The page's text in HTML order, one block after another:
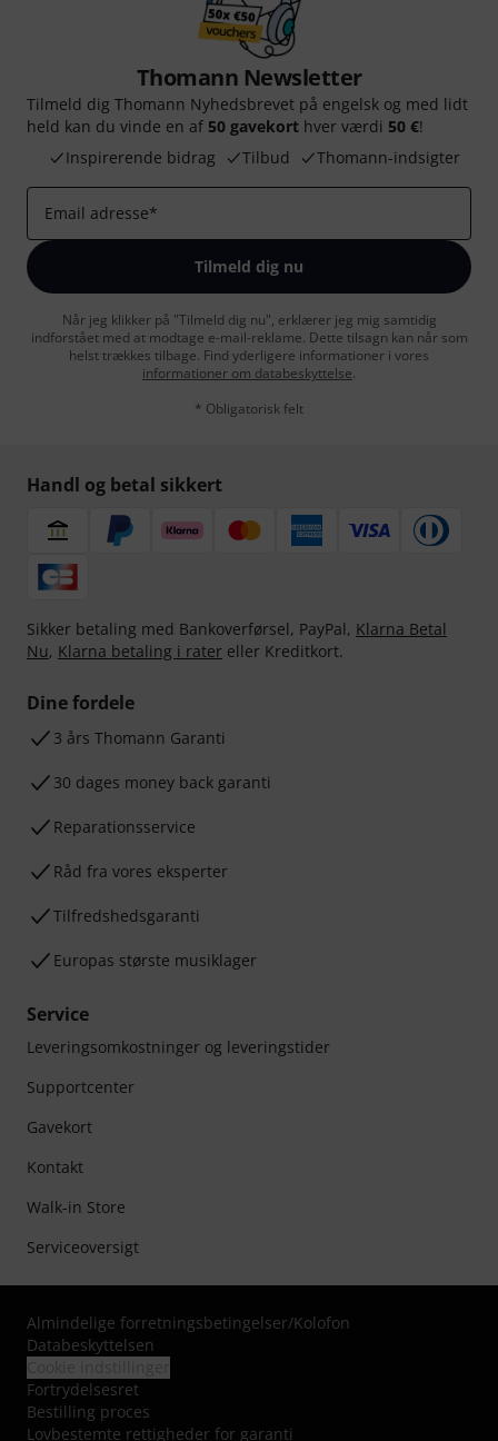
Thomann Newsletter
Tilmeld dig Thomann Nyhedsbrevet på engelsk og med lidt
held kan du vinde en af 50 gavekort hver værdi 50 €!
Inspirerende bidrag
Tilbud Thomann-indsigter
Email adresse*
Tilmeld dig nu
Når jeg klikker på "Tilmeld dig nu", erklærer jeg mig samtidig
indforstået med at modtage e-mail-reklame. Dette tilsagn kan når som
helst trækkes tilbage. Find yderligere informationer i vores
informationer om databeskyttelse.
* Obligatorisk felt
Handl og betal sikkert
Sikker betaling med Bankoverførsel, PayPal, Klarna Betal
Nu, Klarna betaling i rater eller Kreditkort.
Dine fordele
3 års Thomann Garanti
30 dages money back garanti
Reparationsservice
Råd fra vores eksperter
Tilfredshedsgaranti
Europas største musiklager
Service
Leveringsomkostninger og leveringstider
Supportcenter
Gavekort
Kontakt
Walk-in Store
Serviceoversigt
Almindelige forretningsbetingelser/Kolofon
Databeskyttelsen
Fortrydelsesret
Bestilling proces
Lovbestemte rettigheder for garanti